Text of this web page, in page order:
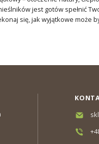
jest gotów spełnić
się, jak wyjątkowe może